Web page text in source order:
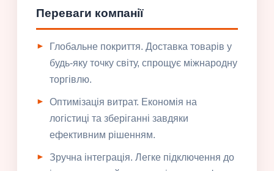
Переваги компанії
Глобальне покриття. Доставка товарів у
будь-яку точку світу, спрощує міжнародну
торгівлю.
Оптимізація витрат. Економія на
логістиці та зберіганні завдяки
ефективним рішенням.
Зручна інтеграція. Легке підключення до